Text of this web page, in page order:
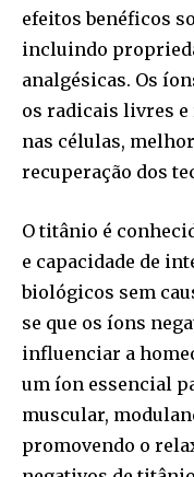
efeitos benéficos
incluindo
analgésicas. Os
os radicais livres
nas células,
recuperação dos
O titânio é
e capacidade de
biológicos sem
se que os íons
influenciar a
um íon essencial
muscular,
promovendo o